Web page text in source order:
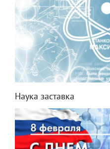
Наука заставка